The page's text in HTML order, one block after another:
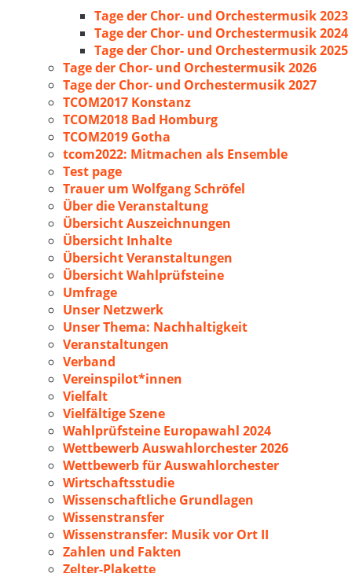
Tage der Chor- und Orchestermusik 2023
Tage der Chor- und Orchestermusik 2024
Tage der Chor- und Orchestermusik 2025
Tage der Chor- und Orchestermusik 2026
Tage der Chor- und Orchestermusik 2027
TCOM2017 Konstanz
TCOM2018 Bad Homburg
TCOM2019 Gotha
tcom2022: Mitmachen als Ensemble
Test page
Trauer um Wolfgang Schröfel
Über die Veranstaltung
Übersicht Auszeichnungen
Übersicht Inhalte
Übersicht Veranstaltungen
Übersicht Wahlprüfsteine
Umfrage
Unser Netzwerk
Unser Thema: Nachhaltigkeit
Veranstaltungen
Verband
Vereinspilot*innen
Vielfalt
Vielfältige Szene
Wahlprüfsteine Europawahl 2024
Wettbewerb Auswahlorchester 2026
Wettbewerb für Auswahlorchester
Wirtschaftsstudie
Wissenschaftliche Grundlagen
Wissenstransfer
Wissenstransfer: Musik vor Ort II
Zahlen und Fakten
Zelter-Plakette